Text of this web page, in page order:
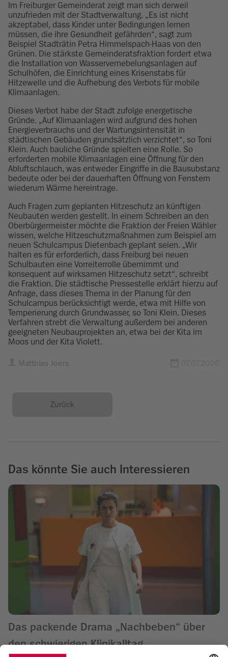
Im Freiburger Gemeinderat zeigt man sich derweil
unzufrieden mit der Stadtverwaltung. „Es ist nicht
akzeptabel, dass Kinder unter Bedingungen lernen
müssen, die ihre Gesundheit gefährden“, sagt zum
Beispiel Stadträtin Petra Himmelspach-Haas von den
Grünen. Die stärkste Gemeinderatsfraktion fordert etwa
die Installation von Wasservernebelungsanlagen auf
Schulhöfen, die Einrichtung eines Krisenstabs für
Hitzewelle und die Aufhebung des Verbots für mobile
Klimaanlagen.
Dieses Verbot habe der Stadt zufolge energetische
Gründe. „Auf Klimaanlagen wird aufgrund des hohen
Energieverbrauchs und der Wartungsintensität in
städtischen Gebäuden grundsätzlich verzichtet“, so Toni
Klein. Auch bauliche Gründe spielten eine Rolle. So
erforderten mobile Klimaanlagen eine Öffnung für den
Abluftschlauch, was entweder Eingriffe in die Bausubstanz
bedeute oder bei der dauerhaften Öffnung von Fenstern
wiederum Wärme hereintrage.
Auch Fragen zum geplanten Hitzeschutz an künftigen
Neubauten werden gestellt. In einem Schreiben an den
Oberbürgermeister möchte die Fraktion der Freien Wähler
wissen, welche Hitzeschutzmaßnahmen zum Beispiel am
neuen Schulcampus Dietenbach geplant seien. „Wir
halten es für erforderlich, dass Freiburg bei neuen
Schulbauten eine Vorreiterrolle übernimmt und
konsequent auf wirksamen Hitzeschutz setzt“, schreibt
die Fraktion. Die städtische Pressestelle erklärt hierzu auf
Anfrage, dass dieses Thema in der Planung für den
Schulcampus berücksichtigt werde, etwa mit Hilfe von
Temperierung durch Grundwasser, so Toni Klein. Dieses
Verfahren strebt die Verwaltung außerdem bei anderen
geeigneten Neubauprojekten an, etwa bei der Kita im
Moos und der Kita Violett.
Matthias Joers
Zurück
Das könnte Sie auch Interessieren
Das packende Drama „Nachbeben“ über
den schwierigen Klinikalltag